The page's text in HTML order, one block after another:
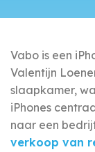
Vabo is een
Valentijn
slaapkamer,
iPhones
naar een
verkoop van